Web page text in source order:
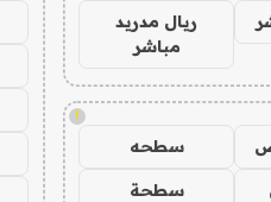
ريال مدريد
مباشر
!
سطحه
سطحة